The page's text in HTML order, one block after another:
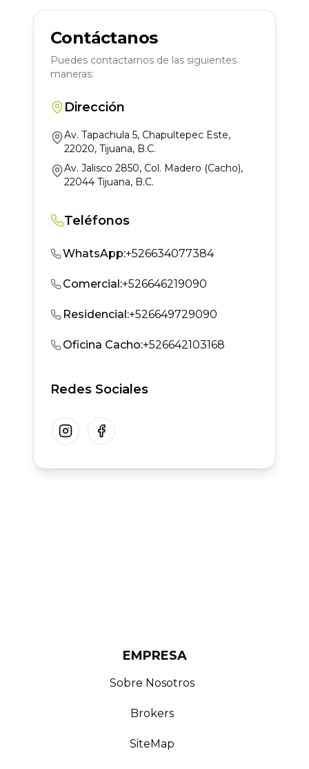
Contáctanos
Puedes contactarnos de las siguientes
maneras:
Dirección
Av. Tapachula 5, Chapultepec Este,
22020, Tijuana, B.C.
Av. Jalisco 2850, Col. Madero (Cacho),
22044 Tijuana, B.C.
Teléfonos
WhatsApp:+526634077384
Comercial:+526646219090
Residencial:+526649729090
Oficina Cacho:+526642103168
Redes Sociales
InstagramFacebook
EMPRESA
Sobre Nosotros
Brokers
SiteMap